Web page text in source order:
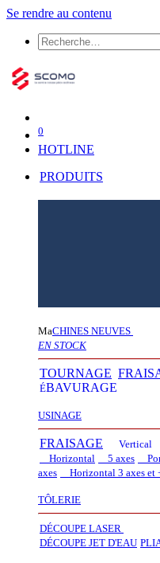
Se rendre au contenu
0
HOTLINE
PRODUITS
MaCHINES NEUVES
EN STOCK
TOURNAGE
ÉBAVURAGE
USINAGE
FRAISAGE
Vertical
Horizontal
5 axes
axes
Horizontal 3 axes et
TÔLERIE
DÉCOUPE LASER
DÉCOUPE JET D'EAU